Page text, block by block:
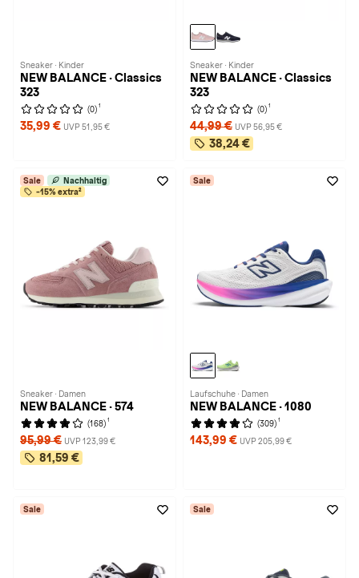
Sneaker · Kinder
NEW BALANCE · Classics
323
(0) 1
35,99 € UVP 51,95 €
Sneaker · Kinder
NEW BALANCE · Classics
323
(0) 1
44,99 € UVP 56,95 €
38,24 €
Sale
Nachhaltig
-15% extra²
Sneaker · Damen
NEW BALANCE · 574
(168) 1
95,99 € UVP 123,99 €
81,59 €
Sale
Laufschuhe · Damen
NEW BALANCE · 1080
(309) 1
143,99 € UVP 205,99 €
Sale Sale